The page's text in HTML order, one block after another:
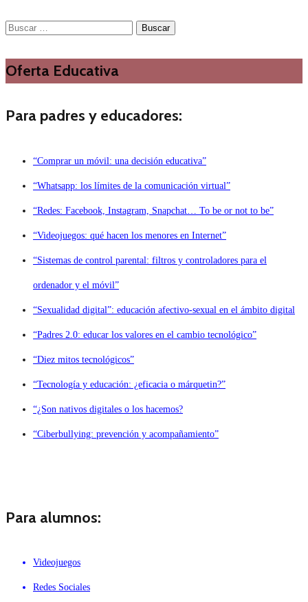
Buscar:
Oferta Educativa
Para padres y educadores:
“Comprar un móvil: una decisión educativa”
“Whatsapp: los límites de la comunicación virtual”
“Redes: Facebook, Instagram, Snapchat… To be or not to be”
“Videojuegos: qué hacen los menores en Internet”
“Sistemas de control parental: filtros y controladores para el
ordenador y el móvil”
“Sexualidad digital”: educación afectivo-sexual en el ámbito digital
“Padres 2.0: educar los valores en el cambio tecnológico”
“Diez mitos tecnológicos”
“Tecnología y educación: ¿eficacia o márquetin?”
“¿Son nativos digitales o los hacemos?
“Ciberbullying: prevención y acompañamiento”
Para alumnos:
Videojuegos
Redes Sociales